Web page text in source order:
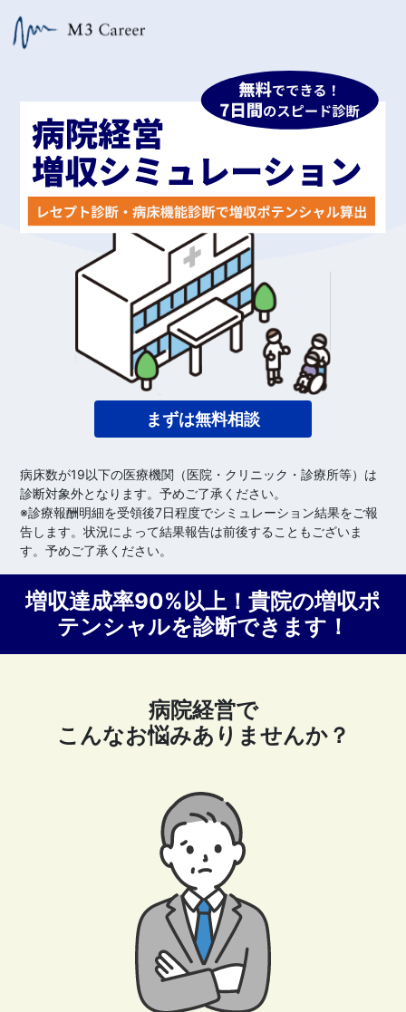
まずは無料相談
病床数が19以下の医療機関（医院・クリニック・診療所等）は
診断対象外となります。予めご了承ください。
※診療報酬明細を受領後7日程度でシミュレーション結果をご報
告します。状況によって結果報告は前後することもございま
す。予めご了承ください。
増収達成率90%以上！貴院の増収ポ
テンシャルを診断できます！
病院経営で
こんなお悩みありませんか？